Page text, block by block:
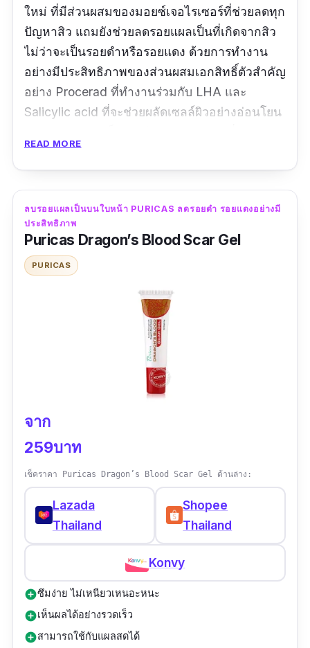
ใหม่ ที่มีส่วนผสมของมอยซ์เจอไรเซอร์ที่ช่วยลดทุก
ปัญหาสิว แถมยังช่วยลดรอยแผลเป็นที่เกิดจากสิว
ไม่ว่าจะเป็นรอยดำหรือรอยแดง ด้วยการทำงาน
อย่างมีประสิทธิภาพของส่วนผสมเอกสิทธิ์ตัวสำคัญ
อย่าง Procerad ที่ทำงานร่วมกับ LHA และ
Salicylic acid ที่จะช่วยผลัดเซลล์ผิวอย่างอ่อนโยน
เติมเต็มความชุ่มชื้น ให้รอยแผลเป็นอ่อนนุ่ม ไม่
แห้งลอก นอกจากนี้ยังช่วยลดต้นตอของรอยแผล
เป็นที่เกิดจากสิวได้อย่างล้ำลึก ด้วยการปรับสมดุล
ของเชื้อแบคทีเรียบนผิว เพิ่มเชื้อแบคทีเรียที่ดี มี ลด
แบคทีเรียตัวร้าย จึงช่วยลดปัญหาสิวได้อย่างเห็น
ผล
"เนื้อครีมเข้มข้น ทาสิวที่กำลังเป็นอยู่ให้ยุบลงได้
สิวอักเสบก็ลดลง รอยแผลเป็นจากสิวก็จางหาย ใช้
เวลารักษาไม่นาน คุณภาพดีมากๆ"
READ MORE
ลบรอยแผลเป็นบนใบหน้า PURICAS ลดรอยดำ รอยแดงอย่างมี
ประสิทธิภาพ
Puricas Dragon’s Blood Scar Gel
PURICAS
จาก
259บาท
เช็คราคา Puricas Dragon’s Blood Scar Gel ด้านล่าง:
Lazada
Thailand
Shopee
Thailand
Konvy
add_circleซึมง่าย ไม่เหนียวเหนอะหนะ
add_circleเห็นผลได้อย่างรวดเร็ว
add_circleสามารถใช้กับแผลสดได้